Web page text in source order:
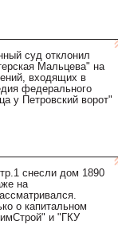
суд отклонил
Мальцева" на
входящих в
федерального
у Петровский ворот"
снесли дом 1890
на
о капитальном
и "ГКУ